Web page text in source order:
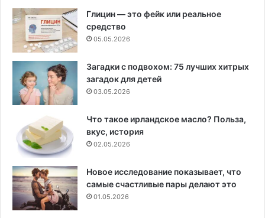
Глицин — это фейк или реальное
средство
05.05.2026
Загадки с подвохом: 75 лучших хитрых
загадок для детей
03.05.2026
Что такое ирландское масло? Польза,
вкус, история
02.05.2026
Новое исследование показывает, что
самые счастливые пары делают это
01.05.2026